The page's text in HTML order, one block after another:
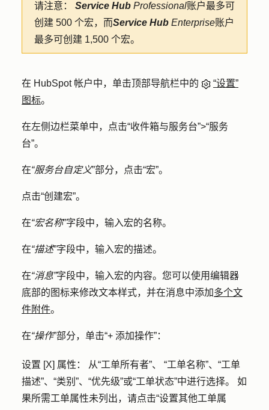
请注意： Service Hub Professional账户最多可
创建 500 个宏，而Service Hub Enterprise账户
最多可创建 1,500 个宏。
在 HubSpot 帐户中，单击顶部导航栏中的
“设置”
图标。
在左侧边栏菜单中，点击“收件箱与服务台”>“服务
台”。
在“服务台自定义”部分，点击“宏”。
点击“创建宏”。
在“宏名称”字段中，输入宏的名称。
在“描述”字段中，输入宏的描述。
在“消息”字段中，输入宏的内容。您可以使用编辑器
底部的图标来修改文本样式，并在消息中添加多个文
件附件。
在“操作”部分，单击“+ 添加操作”：
设置 [X] 属性： 从“工单所有者”、 “工单名称”、 “工单
描述”、 “类别”、 “优先级”或“工单状态”中进行选择。 如
果所需工单属性未列出，请点击“设置其他工单属